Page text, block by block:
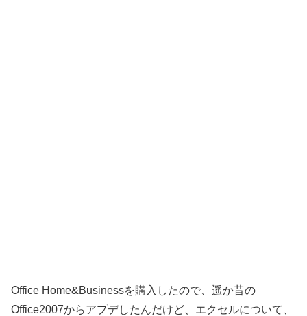
Office Home&Businessを購入したので、遥か昔の
Office2007からアプデしたんだけど、エクセルについて、